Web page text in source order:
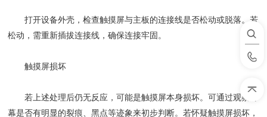
打开设备外壳，检查触摸屏与主板的连接线是否松动或脱落。若
松动，需重新插拔连接线，确保连接牢固。
​​触摸屏损坏​​
若上述处理后仍无反应，可能是触摸屏本身损坏。可通过观察屏
幕是否有明显的裂痕、黑点等迹象来初步判断。若怀疑触摸屏损坏，